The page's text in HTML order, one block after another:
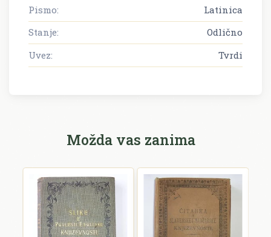
Pismo:
Latinica
Stanje:
Odlično
Uvez:
Tvrdi
Možda vas zanima